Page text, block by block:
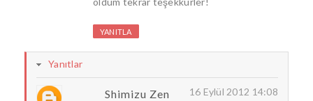
YANITLA
Yanıtlar
Shimizu Zen 16 Eylül 2012 14:08